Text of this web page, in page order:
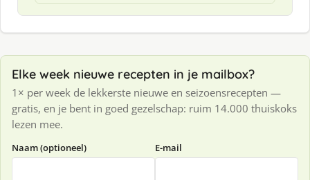
Elke week nieuwe recepten in je mailbox?
1× per week de lekkerste nieuwe en seizoensrecepten —
gratis, en je bent in goed gezelschap: ruim 14.000 thuiskoks
lezen mee.
Naam (optioneel) E-mail